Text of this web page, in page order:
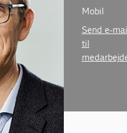
Mobil
Send e-
til